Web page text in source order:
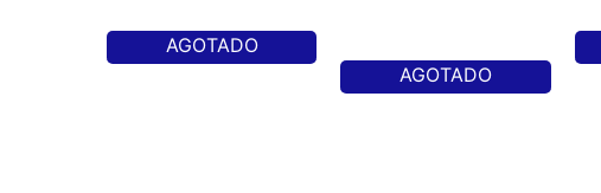
AGOTADO
AGOTADO